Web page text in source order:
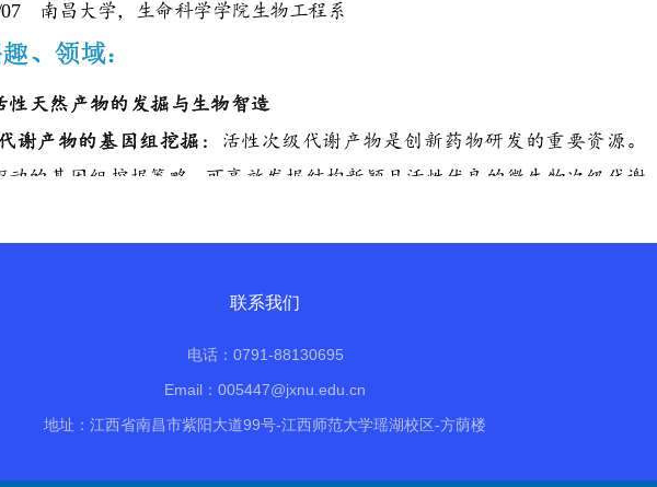
联系我们
电话：0791-88130695
Email：005447@jxnu.edu.cn
地址：江西省南昌市紫阳大道99号-江西师范大学瑶湖校区-方荫楼